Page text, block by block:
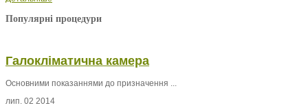
Популярні процедури
Галокліматична камера
Основними показаннями до призначення ...
лип. 02 2014